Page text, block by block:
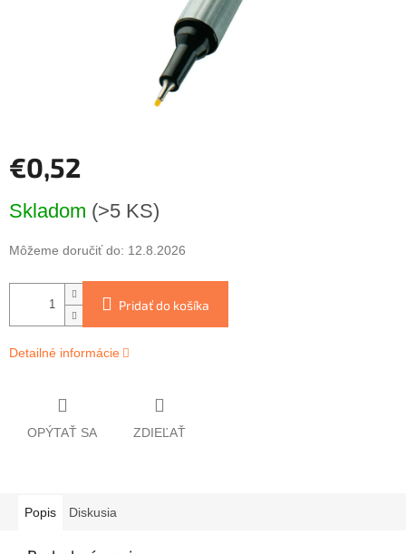
€0,52
cena:
Skladom (>5 KS)
Môžeme doručiť do: 12.8.2026
Pridať do košíka
Detailné informácie
OPÝTAŤ SA ZDIEĽAŤ
Popis Diskusia